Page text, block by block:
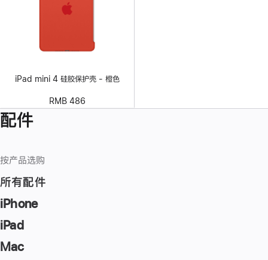
iPad mini 4 硅胶保护壳 - 橙色
RMB 486
配件
按产品选购
所有配件
iPhone
iPad
Mac